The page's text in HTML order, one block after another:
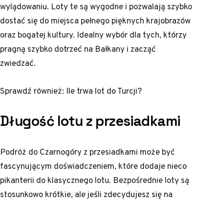
wylądowaniu. Loty te są wygodne i pozwalają szybko
dostać się do miejsca pełnego pięknych krajobrazów
oraz bogatej kultury. Idealny wybór dla tych, którzy
pragną szybko dotrzeć na Bałkany i zacząć
zwiedzać.
Sprawdź również: Ile trwa lot do Turcji?
Długość lotu z przesiadkami
Podróż do Czarnogóry z przesiadkami może być
fascynującym doświadczeniem, które dodaje nieco
pikanterii do klasycznego lotu. Bezpośrednie loty są
stosunkowo krótkie, ale jeśli zdecydujesz się na